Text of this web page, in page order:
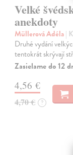
Velké
anekdoty
Müllerová Adéla|
Druhé vydání
tentokrát skrývají
Zasielame do 12
4,56 €
4,70 € ?